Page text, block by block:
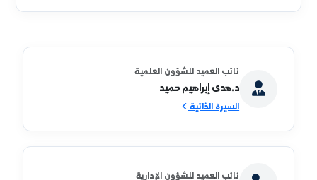
التطبيقي الذي يخدم قضايا التنمية المجتمعية ويسهم في
والعملية التعليمية في المنطقة. كما تسعى لترسيخ القيم
المهنية والأخلاقية لدى خريجيها ليصبحوا قادة مؤثرين في